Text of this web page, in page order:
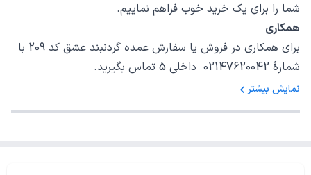
شما را برای یک خرید خوب فراهم نماییم.
همکاری
برای همکاری در فروش یا سفارش عمده گردنبند عشق کد 209 با
شمارهٔ 02147620042 داخلی 5 تماس بگیرید.
نمایش بیشتر